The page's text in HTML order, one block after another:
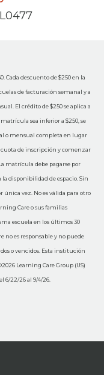
Cada descuento de $250 en la
de facturación semanal y a
El crédito de $250 se aplica a
sea inferior a $250, se
o mensual completa en lugar
cuota de inscripción y comenzar
matrícula debe pagarse por
disponibilidad de espacio. Sin
única vez. No es válida para otro
Care o sus familias
escuela en los últimos 30
no es responsable y no puede
o vencidos. Esta institución
Learning Care Group (US)
6/22/26 al 9/4/26.